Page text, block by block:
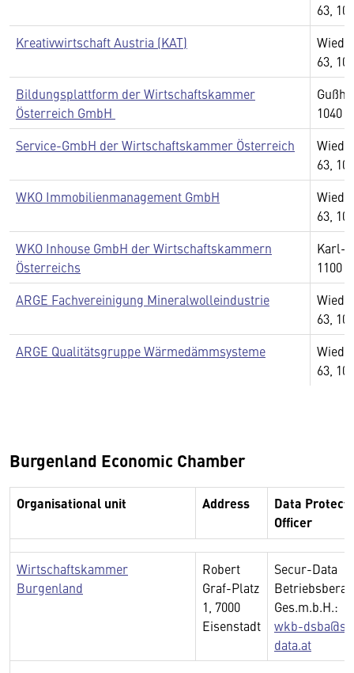
63,
Kreativwirtschaft Austria (KAT)
63,
Bildungsplattform der Wirtschaftskammer
Österreich GmbH
1040
Service-GmbH der Wirtschaftskammer Österreich
63,
WKO Immobilienmanagement GmbH
63,
WKO Inhouse GmbH der Wirtschaftskammern
Österreichs
Karl-
1100
ARGE Fachvereinigung Mineralwolleindustrie
63,
ARGE Qualitätsgruppe Wärmedämmsysteme
63,
Burgenland Economic Chamber
Organisational unit Address
Data
Officer
Wirtschaftskammer
Burgenland
Robert
Graf-Platz
1, 7000
Eisenstadt
Secur-Data
Ges.m.b.H.:
wkb-
data.at